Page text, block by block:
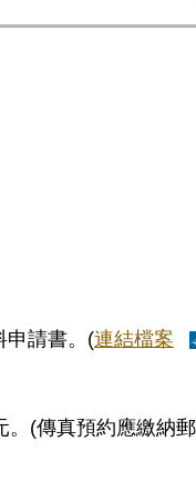
申請書。(連結檔案
。(傳真預約應繳納